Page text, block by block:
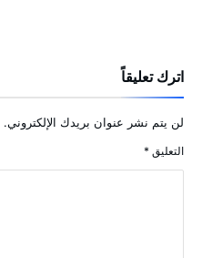
اترك تعليقاً
لن يتم نشر عنوان بريدك الإلكتروني.
التعليق *